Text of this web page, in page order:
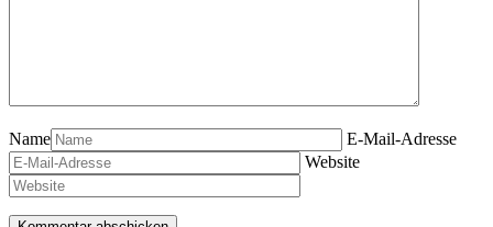
Name
E-Mail-Adresse
Website